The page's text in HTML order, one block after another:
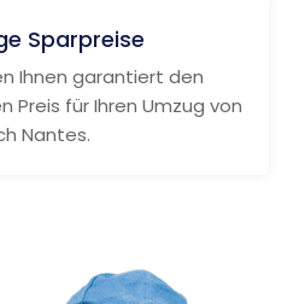
Sparpreise
Ihnen garantiert den
Preis für Ihren Umzug von
Nantes.